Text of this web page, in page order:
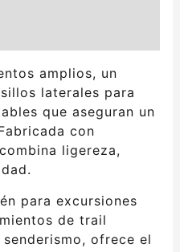
amplios, un
laterales para
que aseguran un
con
ligereza,
para excursiones
de trail
ofrece el